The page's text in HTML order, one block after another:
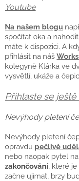
Youtube
Na našem blogu
spočítat oka a
máte k dispozici. A
přihlásit na náš
kolegyně Klárka ve
vysvětlí, ukáže a
Přihlaste se ještě
Nevýhody pletení
Nevýhody pletení
opravdu pečlivě
nebo naopak pytel
zakončování , které
začne ujímat, brzy